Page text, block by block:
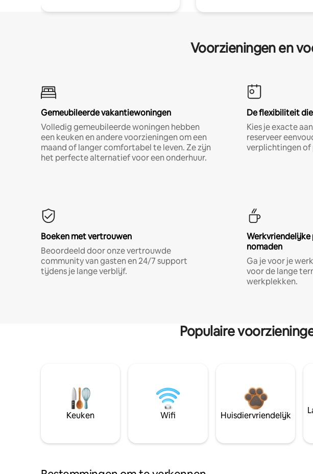
Voorzieningen en
Gemeubileerde vakantiewoningen
Volledig gemeubileerde woningen hebben
een keuken en andere voorzieningen om een
maand of langer comfortabel te leven. Ze zijn
het perfecte alternatief voor een onderhuur.
De flexibiliteit
Kies je exacte
reserveer
verplichtingen of
Boeken met vertrouwen
Beoordeeld door onze vertrouwde
community van gasten en 24/7 support
tijdens je lange verblijf.
nomaden
Ga je voor je
voor de lange
werkplekken.
Populaire
Keuken Wifi Huisdiervriendelijk